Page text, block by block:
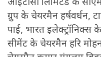
ग्रुप के चेयरमैन हर्षवर्धन,
पाई, भारत इलेक्ट्रॉनिक्स
सीमेंट के चेयरमैन हरि